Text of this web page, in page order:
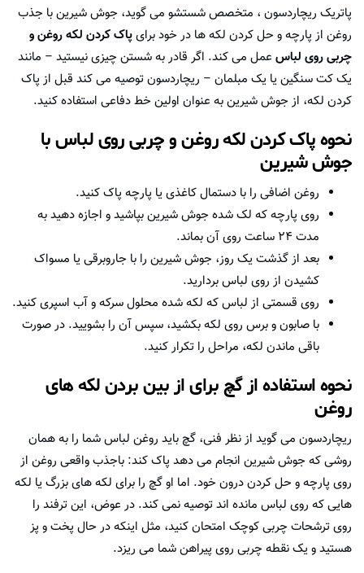
پاتریک ریچاردسون ، متخصص شستشو می گوید، جوش شیرین با جذب
روغن از پارچه و حل کردن لکه ها در خود برایپاک کردن لکه روغن و
چربی روی لباس عمل می کند. اگر قادر به شستن چیزی نیستید – مانند
یک کت سنگین یا یک مبلمان – ریچاردسون توصیه می کند قبل از پاک
کردن لکه، از جوش شیرین به عنوان اولین خط دفاعی استفاده کنید.
نحوهپاک کردن لکه روغن و چربی روی لباسبا
جوش شیرین
روغن اضافی را با دستمال کاغذی یا پارچه پاک کنید.
روی پارچه که لک شده جوش شیرین بپاشید و اجازه دهید به
مدت ۲۴ ساعت روی آن بماند.
بعد از گذشت یک روز، جوش شیرین را با جاروبرقی یا مسواک
کشیدن از روی لباس بردارید.
روی قسمتی از لباس که لکه شده محلول سرکه و آب اسپری کنید.
با صابون و برس روی لکه بکشید، سپس آن را بشویید. در صورت
باقی ماندن لکه، مراحل را تکرار کنید.
نحوه استفاده از گچ برای از بین بردن لکه های
روغن
ریچاردسون می گوید از نظر فنی، گچ باید روغن لباس شما را به همان
روشی که جوش شیرین انجام می دهد پاک کند: باجذب واقعی روغن از
روی پارچه و حل کردن درون خود. اما او گچ را برای لکه های بزرگ یا لکه
هایی که روی لباس مانده اند توصیه نمی کند. در عوض، این ترفند را
روی ترشحات چربی کوچک امتحان کنید، مثل اینکه در حال پخت و پز
هستید و یک نقطه چربی روی پیراهن شما می ریزد.